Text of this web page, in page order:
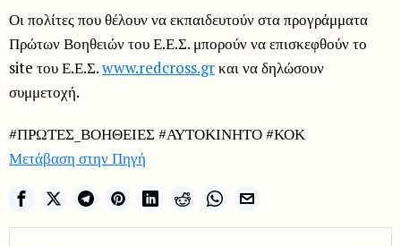
Οι πολίτες που θέλουν να εκπαιδευτούν στα προγράμματα
Πρώτων Βοηθειών του Ε.Ε.Σ. μπορούν να επισκεφθούν το
site του Ε.Ε.Σ.www.redcross.grκαι να δηλώσουν
συμμετοχή.
#ΠΡΩΤΕΣ_ΒΟΗΘΕΙΕΣ #ΑΥΤΟΚΙΝΗΤΟ #ΚΟΚ
Μετάβαση στην Πηγή